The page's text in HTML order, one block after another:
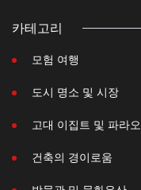
카테고리
모험 여행
도시 명소 및 시장
고대 이집트 및 파라오
건축의 경이로움